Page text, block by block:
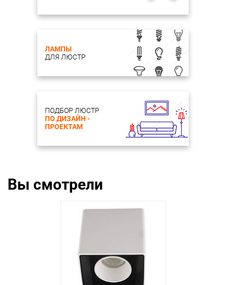
ЛАМПЫ
ДЛЯ ЛЮСТР
ПОДБОР ЛЮСТР
ПО ДИЗАЙН -
ПРОЕКТАМ
Вы смотрели